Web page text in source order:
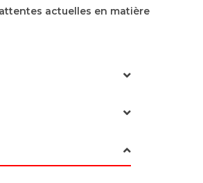
actuelles en matière